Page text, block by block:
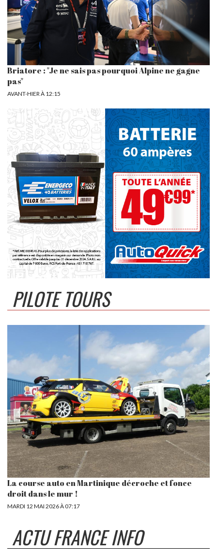
Briatore : "Je ne sais pas pourquoi Alpine ne gagne
pas"
AVANT-HIER À 12:15
PILOTE TOURS
La course auto en Martinique décroche et fonce
droit dans le mur !
MARDI 12 MAI 2026 À 07:17
ACTU FRANCE INFO